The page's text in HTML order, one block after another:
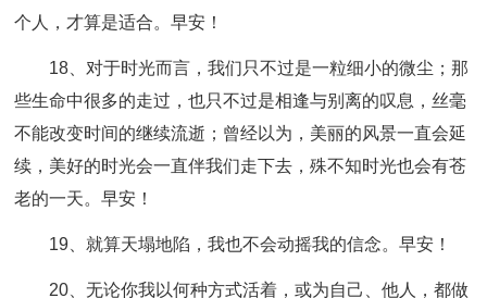
个人，才算是适合。早安！
18、对于时光而言，我们只不过是一粒细小的微尘；那
些生命中很多的走过，也只不过是相逢与别离的叹息，丝毫
不能改变时间的继续流逝；曾经以为，美丽的风景一直会延
续，美好的时光会一直伴我们走下去，殊不知时光也会有苍
老的一天。早安！
19、就算天塌地陷，我也不会动摇我的信念。早安！
20、无论你我以何种方式活着，或为自己、他人，都做